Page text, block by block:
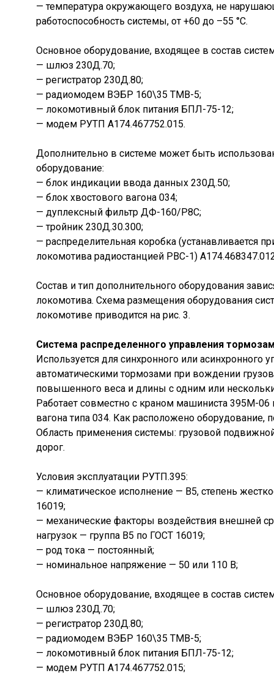
— температура окружающего воздуха, не
работоспособность системы, от +60 до –55 °С.
Основное оборудование, входящее в состав
— шлюз 230Д.70;
— регистратор 230Д.80;
— радиомодем ВЭБР 160\35 ТМВ-5;
— локомотивный блок питания БПЛ-75-12;
— модем РУТП А174.467752.015.
Дополнительно в системе может быть
оборудование:
— блок индикации ввода данных 230Д.50;
— блок хвостового вагона 034;
— дуплексный фильтр ДФ-160/Р8С;
— тройник 230Д.30.300;
— распределительная коробка (устанавливается
локомотива радиостанцией РВС-1)
Состав и тип дополнительного оборудования
локомотива. Схема размещения оборудования
локомотиве приводится на рис. 3.
Система распределенного управления
Используется для синхронного или асинхронного
автоматическими тормозами при вождении
повышенного веса и длины с одним или
Работает совместно с краном машиниста 395М-06
вагона типа 034. Как расположено оборудование,
Область применения системы: грузовой
дорог.
Условия эксплуатации РУТП.395:
— климатическое исполнение — В5, степень
16019;
— механические факторы воздействия внешней
нагрузок — группа В5 по ГОСТ 16019;
— род тока — постоянный;
— номинальное напряжение — 50 или 110 В;
Основное оборудование, входящее в состав
— шлюз 230Д.70;
— регистратор 230Д.80;
— радиомодем ВЭБР 160\35 ТМВ-5;
— локомотивный блок питания БПЛ-75-12;
— модем РУТП А174.467752.015;